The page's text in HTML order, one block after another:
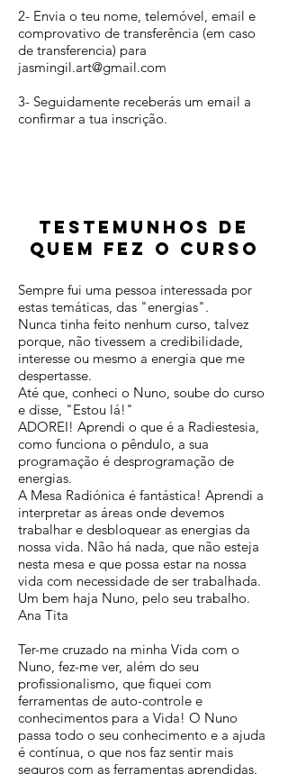
2- Envia o teu nome, telemóvel, email e
comprovativo de transferência (em caso
de transferencia) para
jasmingil.art@gmail.com
3- Seguidamente receberás um email a
confirmar a tua inscrição.
Testemunhos de
quem fez o curso
Sempre fui uma pessoa interessada por
estas temáticas, das "energias".
Nunca tinha feito nenhum curso, talvez
porque, não tivessem a credibilidade,
interesse ou mesmo a energia que me
despertasse.
Até que, conheci o Nuno, soube do curso
e disse, "Estou lá!"
ADOREI! Aprendi o que é a Radiestesia,
como funciona o pêndulo, a sua
programação é desprogramação de
energias.
A Mesa Radiónica é fantástica! Aprendi a
interpretar as áreas onde devemos
trabalhar e desbloquear as energias da
nossa vida. Não há nada, que não esteja
nesta mesa e que possa estar na nossa
vida com necessidade de ser trabalhada.
Um bem haja Nuno, pelo seu trabalho.
Ana Tita
Ter-me cruzado na minha Vida com o
Nuno, fez-me ver, além do seu
profissionalismo, que fiquei com
ferramentas de auto-controle e
conhecimentos para a Vida! O Nuno
passa todo o seu conhecimento e a ajuda
é contínua, o que nos faz sentir mais
seguros com as ferramentas aprendidas.